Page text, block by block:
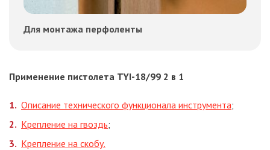
Для монтажа перфоленты
Применение пистолета TYI-18/99 2 в 1
Описание технического функционала инструмента;
Крепление на гвоздь;
Крепление на скобу.